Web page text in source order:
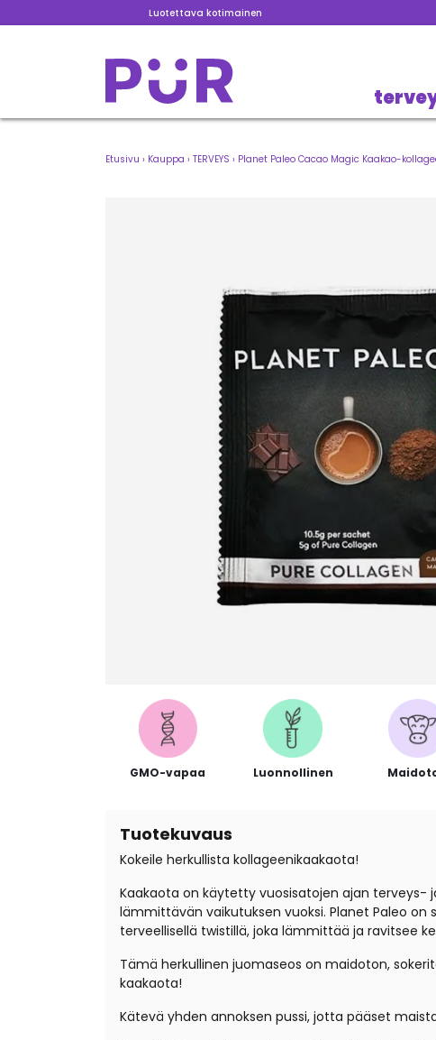
Luotettava kotimainen
Etusivu › Kauppa › TERVEYS › Planet Paleo Cacao Magic Kaakao-
GMO-vapaa Luonnollinen
Tuotekuvaus
Kokeile herkullista kollageenikaakaota!
Kaakaota on käytetty vuosisatojen ajan terveys-
lämmittävän vaikutuksen vuoksi. Planet Paleo
terveellisellä twistillä, joka lämmittää ja ravitsee
Tämä herkullinen juomaseos on maidoton,
kaakaota!
Kätevä yhden annoksen pussi, jotta pääset